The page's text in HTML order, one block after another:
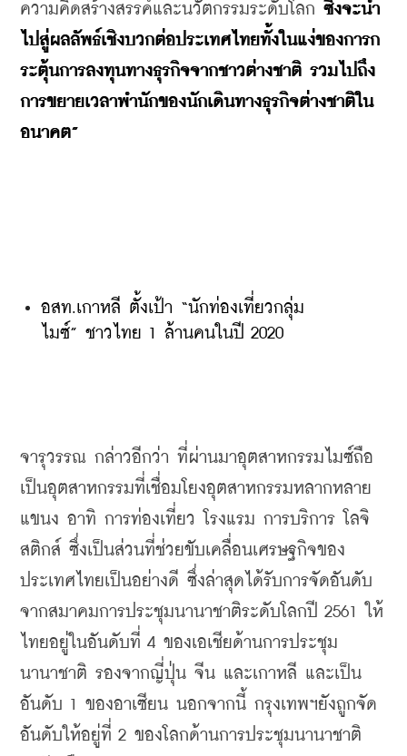
ความคิดสร้างสรรค์และนวัตกรรมระดับโลก ซึ่งจะนำ
ไปสู่ผลลัพธ์เชิงบวกต่อประเทศไทยทั้งในแง่ของการก
ระตุ้นการลงทุนทางธุรกิจจากชาวต่างชาติ รวมไปถึง
การขยายเวลาพำนักของนักเดินทางธุรกิจต่างชาติใน
อนาคต”
อสท.เกาหลี ตั้งเป้า “นักท่องเที่ยวกลุ่ม
ไมซ์” ชาวไทย 1 ล้านคนในปี 2020
จารุวรรณ กล่าวอีกว่า ที่ผ่านมาอุตสาหกรรมไมซ์ถือ
เป็นอุตสาหกรรมที่เชื่อมโยงอุตสาหกรรมหลากหลาย
แขนง อาทิ การท่องเที่ยว โรงแรม การบริการ โลจิ
สติกส์ ซึ่งเป็นส่วนที่ช่วยขับเคลื่อนเศรษฐกิจของ
ประเทศไทยเป็นอย่างดี ซึ่งล่าสุดได้รับการจัดอันดับ
จากสมาคมการประชุมนานาชาติระดับโลกปี 2561 ให้
ไทยอยู่ในอันดับที่ 4 ของเอเชียด้านการประชุม
นานาชาติ รองจากญี่ปุ่น จีน และเกาหลี และเป็น
อันดับ 1 ของอาเซียน นอกจากนี้ กรุงเทพฯยังถูกจัด
อันดับให้อยู่ที่ 2 ของโลกด้านการประชุมนานาชาติ